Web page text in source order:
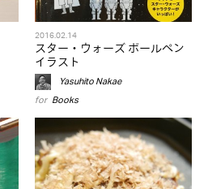
2016.02.14
スター・ウォーズ ボールペン
イラスト
Yasuhito Nakae
for Books